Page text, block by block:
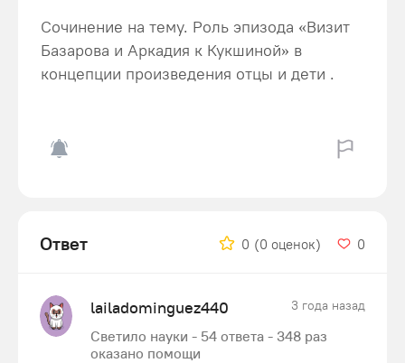
Сочинение на тему. Роль эпизода «Визит
Базарова и Аркадия к Кукшиной» в
концепции произведения отцы и дети .
Ответ 0 (0 оценок) 0
lailadominguez440 3 года назад
Светило науки - 54 ответа - 348 раз
оказано помощи